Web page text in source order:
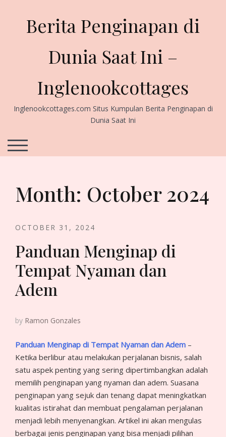
Berita Penginapan di
Dunia Saat Ini –
Inglenookcottages
Inglenookcottages.com Situs Kumpulan Berita Penginapan di
Dunia Saat Ini
TOGGLE MOBILE MENU
Month: October 2024
OCTOBER 31, 2024
Panduan Menginap di
Tempat Nyaman dan
Adem
by Ramon Gonzales
Panduan Menginap di Tempat Nyaman dan Adem –
Ketika berlibur atau melakukan perjalanan bisnis, salah
satu aspek penting yang sering dipertimbangkan adalah
memilih penginapan yang nyaman dan adem. Suasana
penginapan yang sejuk dan tenang dapat meningkatkan
kualitas istirahat dan membuat pengalaman perjalanan
menjadi lebih menyenangkan. Artikel ini akan mengulas
berbagai jenis penginapan yang bisa menjadi pilihan